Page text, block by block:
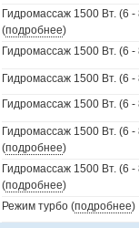
Гидромассаж 1500 Вт. (6
(подробнее)
Гидромассаж 1500 Вт. (6
Гидромассаж 1500 Вт. (6
Гидромассаж 1500 Вт. (6
Гидромассаж 1500 Вт. (6
(подробнее)
Гидромассаж 1500 Вт. (6
(подробнее)
Режим турбо (подробнее)